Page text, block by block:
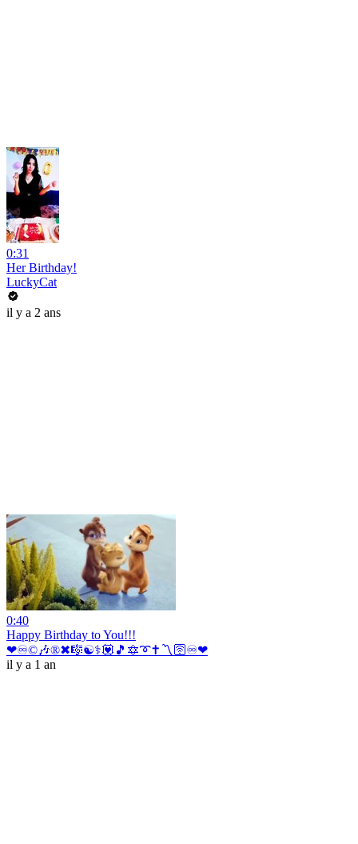
0:31
Her Birthday!
LuckyCat
il y a 2 ans
0:40
Happy Birthday to You!!!
❤♾©🎶®✖🎼☯⚕💟🎵🔯➰✝〽🛜♾❤
il y a 1 an